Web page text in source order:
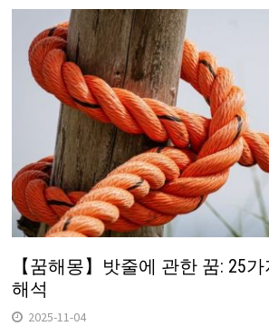
【꿈해몽】밧줄에 관한 꿈: 25
해석
2025-11-04